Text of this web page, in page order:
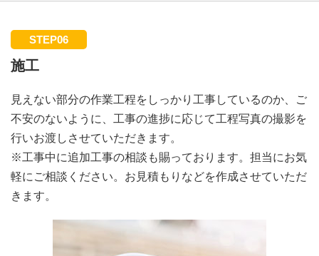
STEP06
施工
見えない部分の作業工程をしっかり工事しているのか、ご
不安のないように、工事の進捗に応じて工程写真の撮影を
行いお渡しさせていただきます。
※工事中に追加工事の相談も賜っております。担当にお気
軽にご相談ください。お見積もりなどを作成させていただ
きます。